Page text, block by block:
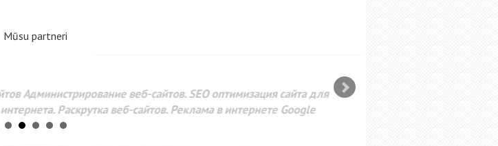
Mūsu partneri
Администрирование веб-сайтов. SEO оптимизация сайта для
Раскрутка веб-сайтов. Реклама в интернете Google